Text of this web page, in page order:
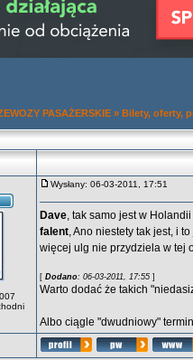
PASAŻERSKIE » Bilety, oferty,
Wysłany: 06-03-2011, 17:51
Dave, tak samo jest w Holandii
falent, Ano niestety tak jest, i
więcej ulg nie przydziela w tej
[ Dodano: 06-03-2011, 17:55 ]
Warto dodać że takich
Albo ciągle "dwudniowy"